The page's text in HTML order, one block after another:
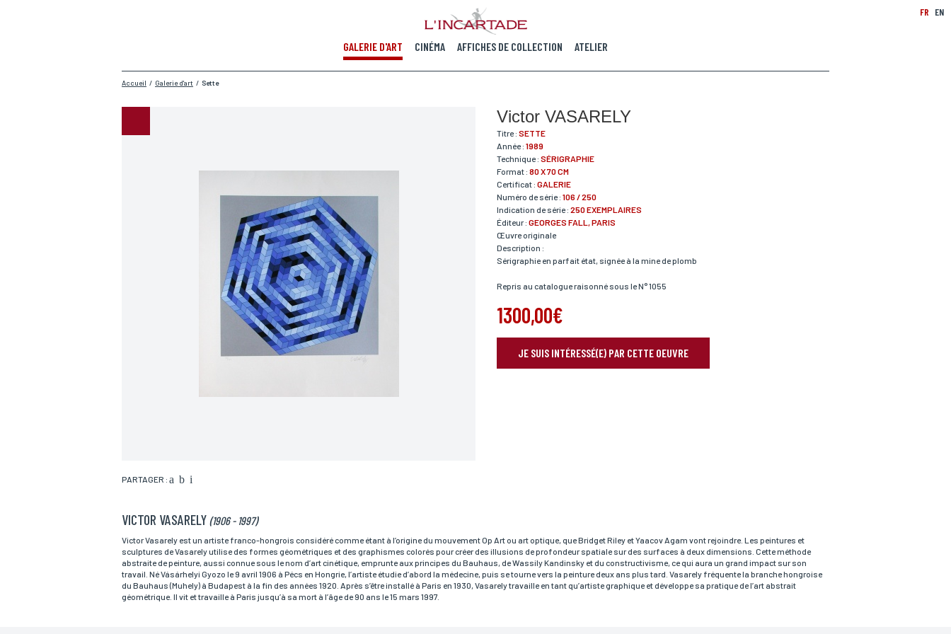
GALERIE D'ART CINÉMA AFFICHES DE COLLECTION ATELIER
FR EN
Accueil / Galerie d'art / Sette
PARTAGER :
Victor VASARELY
Titre : SETTE
Année : 1989
Technique : SÉRIGRAPHIE
Format : 80 X 70 CM
Certificat : GALERIE
Numéro de série : 106 / 250
Indication de série : 250 EXEMPLAIRES
Éditeur : GEORGES FALL, PARIS
Œuvre originale
Description :
Sérigraphie en parfait état, signée à la mine de plomb
Repris au catalogue raisonné sous le N° 1055
1300,00€
JE SUIS INTÉRESSÉ(E) PAR CETTE OEUVRE
Nom*
Email* Téléphone
VICTOR VASARELY (1906 - 1997)
Victor Vasarely est un artiste franco-hongrois considéré comme étant à l’origine du mouvement Op Art ou art optique, que Bridget Riley et Yaacov Agam vont rejoindre. Les peintures et
sculptures de Vasarely utilise des formes géométriques et des graphismes colorés pour créer des illusions de profondeur spatiale sur des surfaces à deux dimensions. Cette méthode
abstraite de peinture, aussi connue sous le nom d’art cinétique, emprunte aux principes du Bauhaus, de Wassily Kandinsky et du constructivisme, ce qui aura un grand impact sur son
travail. Né Vásárhelyi Gyozo le 9 avril 1906 à Pécs en Hongrie, l’artiste étudie d’abord la médecine, puis se tourne vers la peinture deux ans plus tard. Vasarely fréquente la branche hongroise
du Bauhaus (Muhely) à Budapest à la fin des années 1920. Après s’être installé à Paris en 1930, Vasarely travaille en tant qu’artiste graphique et développe sa pratique de l’art abstrait
géométrique. Il vit et travaille à Paris jusqu’à sa mort à l’âge de 90 ans le 15 mars 1997.